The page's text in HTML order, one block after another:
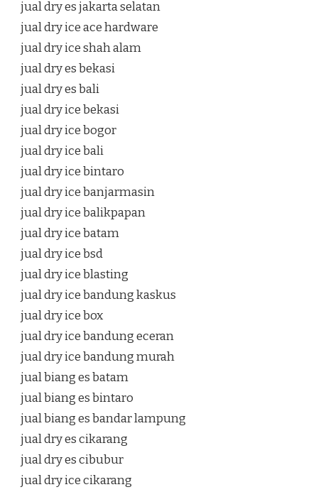
jual dry es jakarta selatan
jual dry ice ace hardware
jual dry ice shah alam
jual dry es bekasi
jual dry es bali
jual dry ice bekasi
jual dry ice bogor
jual dry ice bali
jual dry ice bintaro
jual dry ice banjarmasin
jual dry ice balikpapan
jual dry ice batam
jual dry ice bsd
jual dry ice blasting
jual dry ice bandung kaskus
jual dry ice box
jual dry ice bandung eceran
jual dry ice bandung murah
jual biang es batam
jual biang es bintaro
jual biang es bandar lampung
jual dry es cikarang
jual dry es cibubur
jual dry ice cikarang